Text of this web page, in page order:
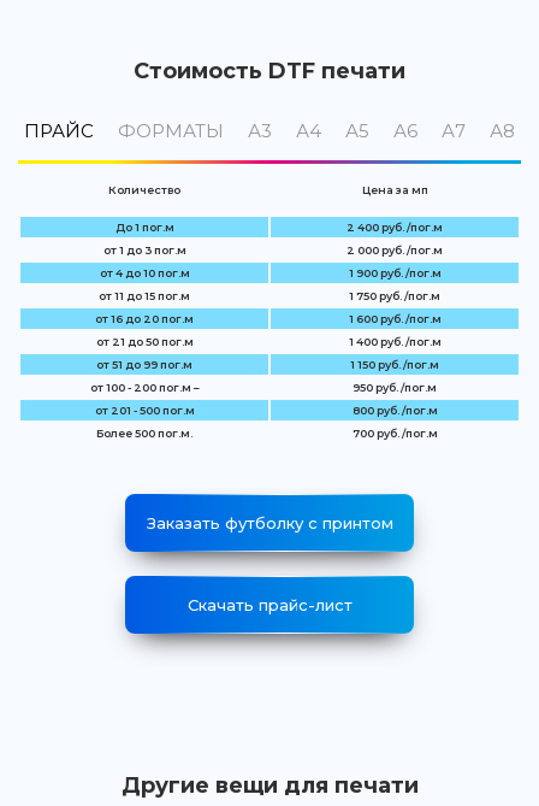
Стоимость DTF печати
ПРАЙС ФОРМАТЫ А3 А4 А5 А6 А7 А8
Количество Цена за мп
До 1 пог.м
2 400 руб. /пог.м
от 1 до 3 пог.м
2 000 руб. /пог.м
от 4 до 10 пог.м
1 900 руб. /пог.м
от 11 до 15 пог.м
1 750 руб. /пог.м
от 16 до 20 пог.м
1 600 руб. /пог.м
от 21 до 50 пог.м
1 400 руб. /пог.м
от 51 до 99 пог.м
1 150 руб. /пог.м
от 100 - 200 пог.м –
950 руб. /пог.м
от 201 - 500 пог.м
800 руб. /пог.м
Более 500 пог.м.
700 руб. /пог.м
Заказать футболку с принтом
Скачать прайс-лист
Другие вещи для печати